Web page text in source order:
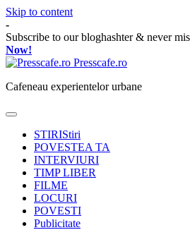
Skip to content
-
Subscribe to our bloghashter & never
Now!
Presscafe.ro
Cafeneau experientelor urbane
STIRIStiri
POVESTEA TA
INTERVIURI
TIMP LIBER
FILME
LOCURI
POVESTI
Publicitate